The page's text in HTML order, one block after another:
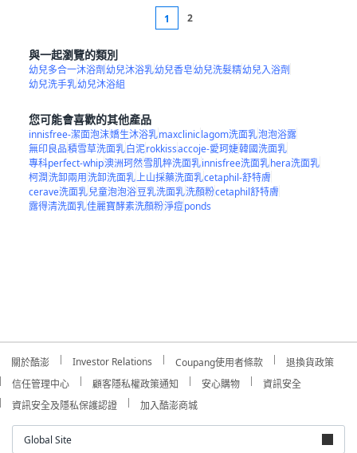
1 2
與一起瀏覽的類別
幼兒多合一沐浴劑幼兒沐浴乳幼兒香皂幼兒洗髮精幼兒入浴劑
幼兒洗手乳幼兒沐浴組
您可能會喜歡的其他產品
innisfree-潔面泡沫嬌生沐浴乳maxcliniclagom洗面乳泡泡浴露
無印良品積雪草洗面乳白泥rokkissaccoje-愛珂婕韓國洗面乳
專科perfect-whip澳洲珂然雪肌粹洗面乳innisfree洗面乳hera洗面乳
柯潤洗卸兩用洗卸洗面乳上山採藥洗面乳cetaphil-舒特膚
cerave洗面乳兒童泡泡浴豆乳洗面乳洗顏粉cetaphil舒特膚
露得清洗面乳佳麗寶酵素洗顏粉淨痘ponds
關於酷澎 Investor Relations Coupang使用者條款
退換貨政策
信任管理中心
顧客隱私權政策通知 安心購物
資訊安全
資訊安全及隱私保護認證
加入酷澎商城
Global Site